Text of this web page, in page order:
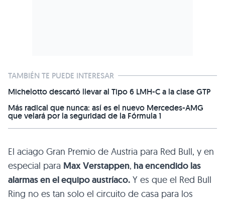
TAMBIÉN TE PUEDE INTERESAR
Michelotto descartó llevar al Tipo 6 LMH-C a la clase GTP
Más radical que nunca: así es el nuevo Mercedes-AMG
que velará por la seguridad de la Fórmula 1
El aciago Gran Premio de Austria para Red Bull, y en
especial para Max Verstappen, ha encendido las
alarmas en el equipo austríaco. Y es que el Red Bull
Ring no es tan solo el circuito de casa para los